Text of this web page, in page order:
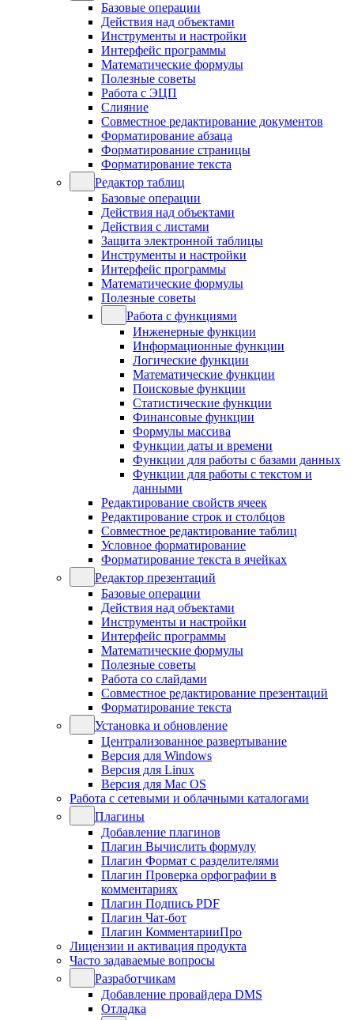
Базовые операции
Действия над объектами
Инструменты и настройки
Интерфейс программы
Математические формулы
Полезные советы
Работа с ЭЦП
Слияние
Совместное редактирование документов
Форматирование абзаца
Форматирование страницы
Форматирование текста
Редактор таблиц
Базовые операции
Действия над объектами
Действия с листами
Защита электронной таблицы
Инструменты и настройки
Интерфейс программы
Математические формулы
Полезные советы
Работа с функциями
Инженерные функции
Информационные функции
Логические функции
Математические функции
Поисковые функции
Статистические функции
Финансовые функции
Формулы массива
Функции даты и времени
Функции для работы с базами данных
Функции для работы с текстом и
данными
Редактирование свойств ячеек
Редактирование строк и столбцов
Совместное редактирование таблиц
Условное форматирование
Форматирование текста в ячейках
Редактор презентаций
Базовые операции
Действия над объектами
Инструменты и настройки
Интерфейс программы
Математические формулы
Полезные советы
Работа со слайдами
Совместное редактирование презентаций
Форматирование текста
Установка и обновление
Централизованное развертывание
Версия для Windows
Версия для Linux
Версия для Mac OS
Работа с сетевыми и облачными каталогами
Плагины
Добавление плагинов
Плагин Вычислить формулу
Плагин Формат с разделителями
Плагин Проверка орфографии в
комментариях
Плагин Подпись PDF
Плагин Чат-бот
Плагин КомментарииПро
Лицензии и активация продукта
Часто задаваемые вопросы
Разработчикам
Добавление провайдера DMS
Отладка